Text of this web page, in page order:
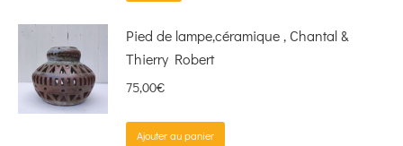
Pied de lampe,céramique , Chantal &
Thierry Robert
75,00€
Ajouter au panier